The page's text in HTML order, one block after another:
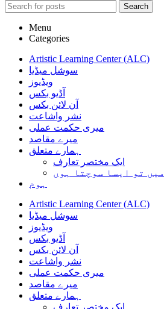
Search
Menu
Categories
Artistic Learning Center (ALC)
سوشل میڈیا
ویڈیوز
آڈیو بکس
آن لائن بکس
نشر واشاعت
میری حکمت عملی
میرے مقاصد
ہمارے متعلق
ایک مختصر تعارف
میں تو ایسا سوچتا ہوں
ہوم
Artistic Learning Center (ALC)
سوشل میڈیا
ویڈیوز
آڈیو بکس
آن لائن بکس
نشر واشاعت
میری حکمت عملی
میرے مقاصد
ہمارے متعلق
ایک مختصر تعارف